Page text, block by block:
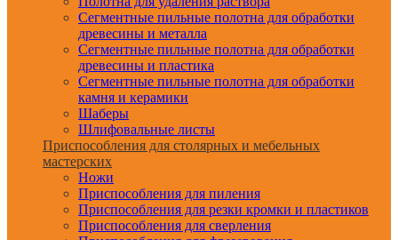
Сегментные пильные полотна для обработки
древесины и металла
Сегментные пильные полотна для обработки
древесины и пластика
Сегментные пильные полотна для обработки
камня и керамики
Шаберы
Шлифовальные листы
Приспособления для столярных и мебельных
мастерских
Ножи
Приспособления для пиления
Приспособления для резки кромки и пластиков
Приспособления для сверления